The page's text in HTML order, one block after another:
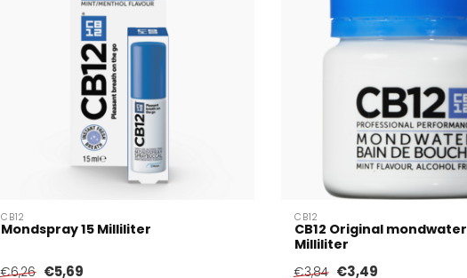
CB12
Mondspray 15 Milliliter
€6,26 €5,69
CB12
CB12 Original
Milliliter
€3,84 €3,49